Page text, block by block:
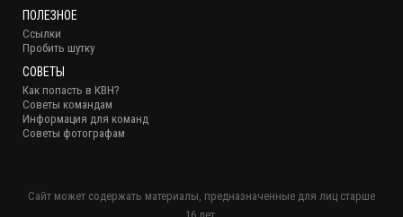
ПОЛЕЗНОЕ
Ссылки
Пробить шутку
СОВЕТЫ
Как попасть в КВН?
Советы командам
Информация для команд
Советы фотографам
Сайт может содержать материалы, предназначенные для лиц старше